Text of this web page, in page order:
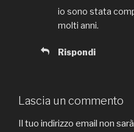
io sono stata
molti anni.
Rispondi
Lascia un commento
Il tuo indirizzo email non